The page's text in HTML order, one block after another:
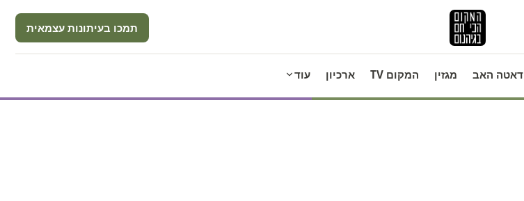
תמכו בעיתונות עצמאית
דאטה האב מגזין המקום TV ארכיון עוד